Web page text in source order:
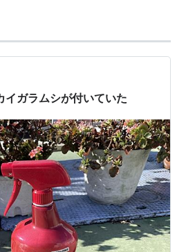
イガラムシが付いていた